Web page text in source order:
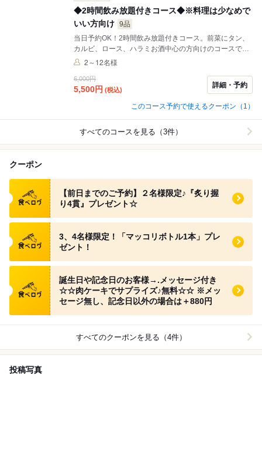
◆2時間飲み放題付きコース◆※料理は少なめで
いい方向け 9品
当日予約OK！2時間飲み放題付きコース。前菜にタン、
カルビ、ロース、ハラミお酒中心の方向けのコースで
す。お席のご利用時間は１２０分。時間内なら追加注文
2～12名様
6,000円
5,500円 (税込)
詳細・予約
このコース予約で使えるクーポン（1）
すべてのコースを見る（3件）
クーポン
食べログ クーポン
【前日までのご予約】２名様限定♪『炙り握
り4貫』プレゼント☆
食べログ クーポン
3、4名様限定！「マッコリボトル1本」プレ
ゼント！
食べログ クーポン
誕生日や記念日のお客様→.メッセージ付き
☆☆肉ケーキでサプライズ♪無料☆☆ ※メッ
セージ無し、記念日以外の場合は＋880円
すべてのクーポンを見る（4件）
投稿写真